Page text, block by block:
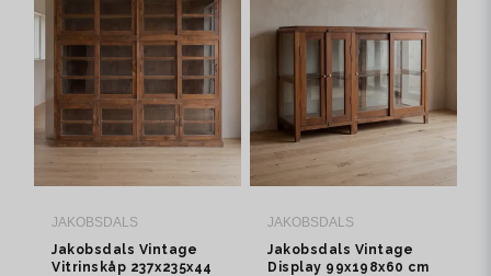
JAKOBSDALS
Jakobsdals Vintage
Vitrinskåp 237x235x44
JAKOBSDALS
Jakobsdals Vintage
Display 99x198x60 cm